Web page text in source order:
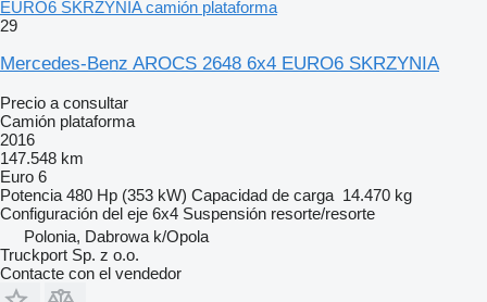
EURO6 SKRZYNIA camión plataforma
29
Mercedes-Benz AROCS 2648 6x4 EURO6 SKRZYNIA
Precio a consultar
Camión plataforma
2016
147.548 km
Euro 6
Potencia 480 Hp (353 kW) Capacidad de carga 14.470 kg
Configuración del eje 6x4 Suspensión resorte/resorte
Polonia, Dabrowa k/Opola
Truckport Sp. z o.o.
Contacte con el vendedor